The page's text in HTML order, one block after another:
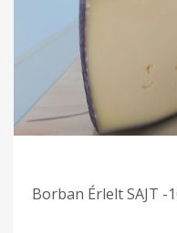
Borban Érlelt SAJT -